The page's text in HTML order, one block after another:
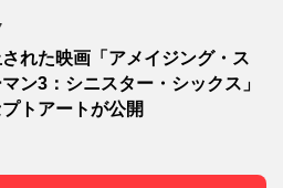
れた映画「アメイジング・ス
ン3：シニスター・シックス」
トアートが公開